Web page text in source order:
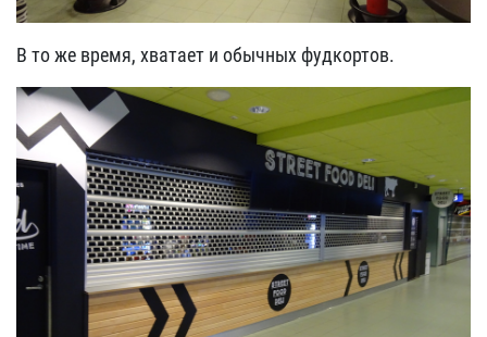
В то же время, хватает и обычных фудкортов.